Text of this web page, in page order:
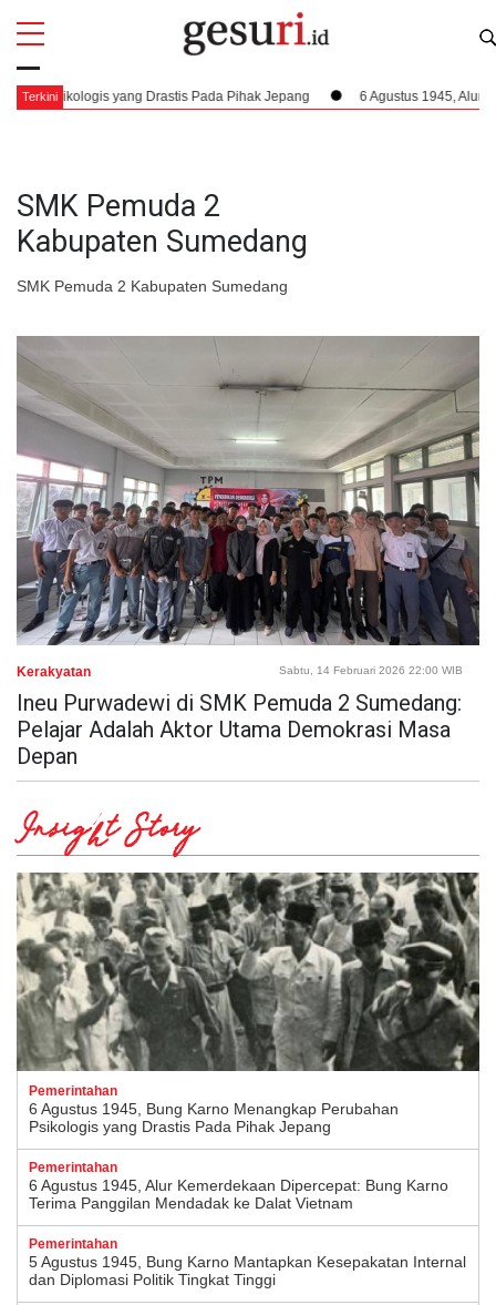
Terkini yang Drastis Pada Pihak Jepang 6 Agustus 1945, Alur
SMK Pemuda 2
Kabupaten Sumedang
SMK Pemuda 2 Kabupaten Sumedang
All
Kerakyatan Sabtu, 14 Februari 2026 22:00 WIB
‎Ineu Purwadewi di SMK Pemuda 2 Sumedang:
Pelajar Adalah Aktor Utama Demokrasi Masa
Depan
Insight Story
Pemerintahan
6 Agustus 1945, Bung Karno Menangkap Perubahan
Psikologis yang Drastis Pada Pihak Jepang
Pemerintahan
6 Agustus 1945, Alur Kemerdekaan Dipercepat: Bung Karno
Terima Panggilan Mendadak ke Dalat Vietnam
Pemerintahan
5 Agustus 1945, Bung Karno Mantapkan Kesepakatan Internal
dan Diplomasi Politik Tingkat Tinggi